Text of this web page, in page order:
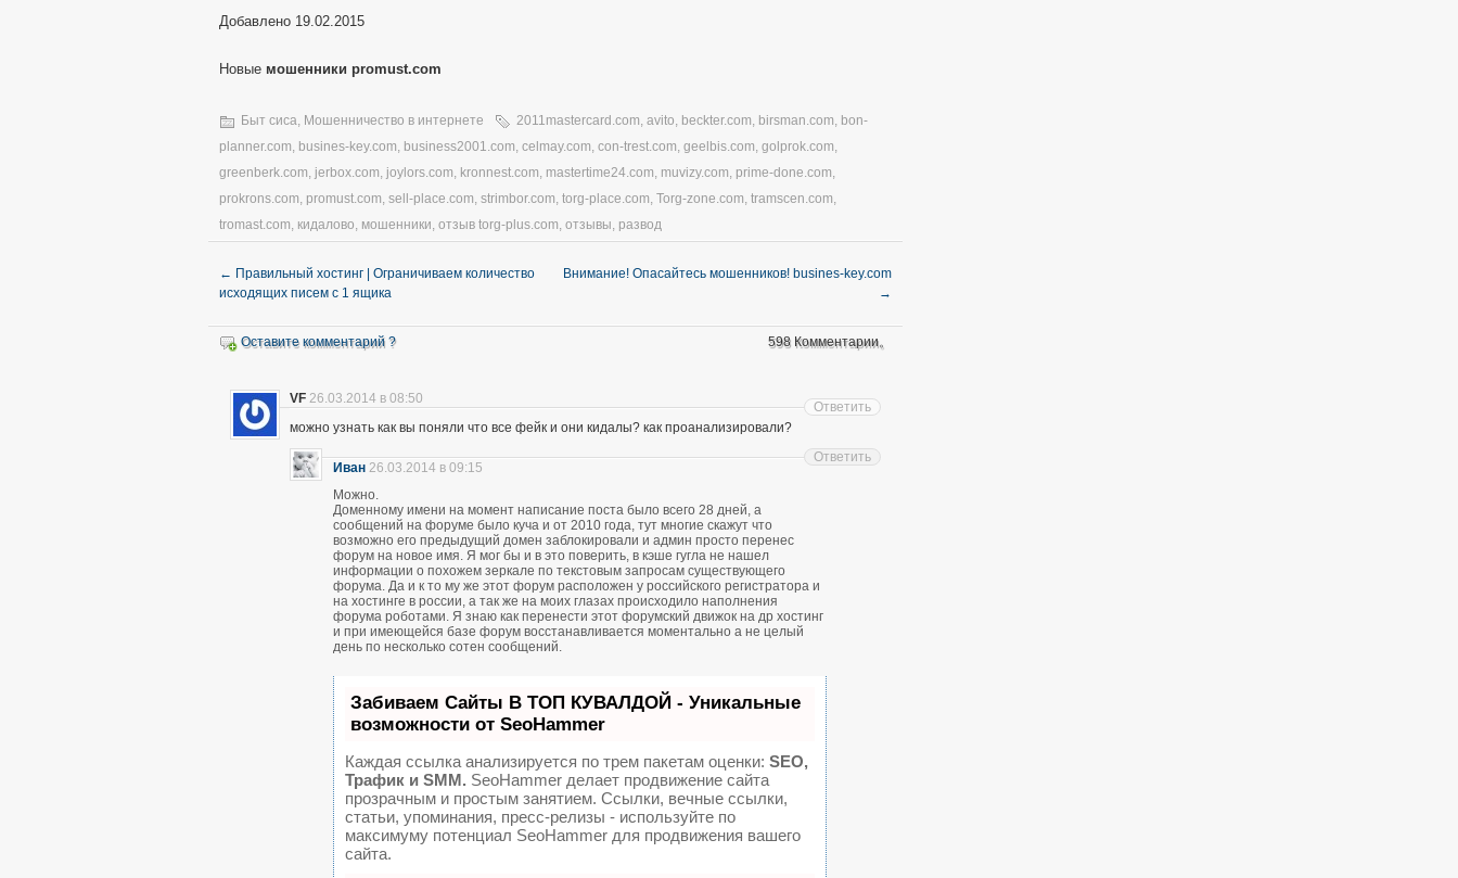
Добавлено 19.02.2015
Новые мошенники promust.com
Быт сиса, Мошенничество в интернете 2011mastercard.com, avito, beckter.com, birsman.com, bon-
planner.com, busines-key.com, business2001.com, celmay.com, con-trest.com, geelbis.com, golprok.com,
greenberk.com, jerbox.com, joylors.com, kronnest.com, mastertime24.com, muvizy.com, prime-done.com,
prokrons.com, promust.com, sell-place.com, strimbor.com, torg-place.com, Torg-zone.com, tramscen.com,
tromast.com, кидалово, мошенники, отзыв torg-plus.com, отзывы, развод
← Правильный хостинг | Ограничиваем количество
исходящих писем с 1 ящика
Внимание! Опасайтесь мошенников! busines-key.com
→
Оставите комментарий ? 598 Комментарии。
VF 26.03.2014 в 08:50
можно узнать как вы поняли что все фейк и они кидалы? как проанализировали?
Ответить
Иван 26.03.2014 в 09:15
Можно.
Доменному имени на момент написание поста было всего 28 дней, а
сообщений на форуме было куча и от 2010 года, тут многие скажут что
возможно его предыдущий домен заблокировали и админ просто перенес
форум на новое имя. Я мог бы и в это поверить, в кэше гугла не нашел
информации о похожем зеркале по текстовым запросам существующего
форума. Да и к то му же этот форум расположен у российского регистратора и
на хостинге в россии, а так же на моих глазах происходило наполнения
форума роботами. Я знаю как перенести этот форумский движок на др хостинг
и при имеющейся базе форум восстанавливается моментально а не целый
день по несколько сотен сообщений.
Забиваем Сайты В ТОП КУВАЛДОЙ - Уникальные
возможности от SeoHammer
Каждая ссылка анализируется по трем пакетам оценки: SEO,
Трафик и SMM. SeoHammer делает продвижение сайта
прозрачным и простым занятием. Ссылки, вечные ссылки,
статьи, упоминания, пресс-релизы - используйте по
максимуму потенциал SeoHammer для продвижения вашего
сайта.
Ответить